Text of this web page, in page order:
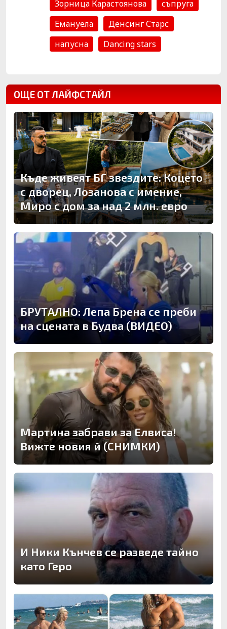
Зорница Карастоянова
съпруга
Емануела
Денсинг Старс
напусна
Dancing stars
ОЩЕ ОТ ЛАЙФСТАЙЛ
Къде живеят БГ звездите: Коцето
с дворец, Лозанова с имение,
Миро с дом за над 2 млн. евро
БРУТАЛНО: Лепа Брена се преби
на сцената в Будва (ВИДЕО)
Мартина забрави за Елвиса!
Вижте новия й (СНИМКИ)
И Ники Кънчев се разведе тайно
като Геро